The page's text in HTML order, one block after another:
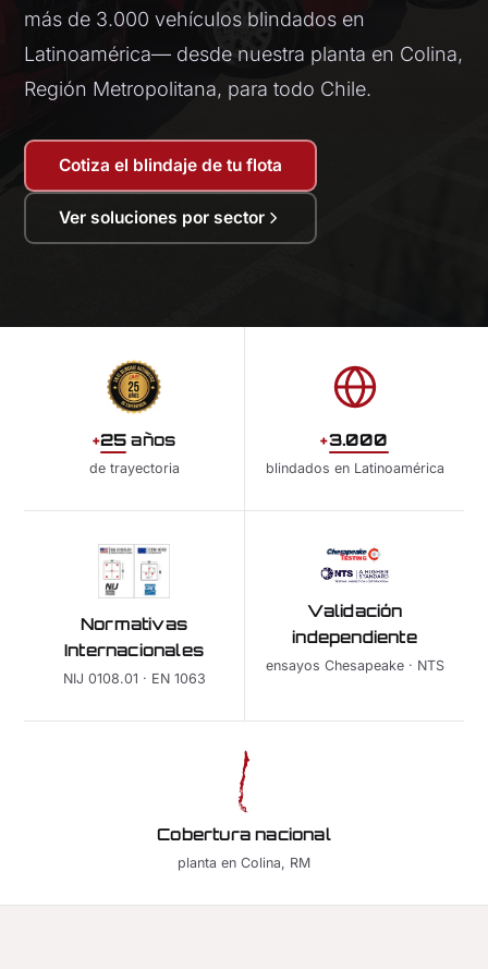
más de 3.000 vehículos blindados en
Latinoamérica— desde nuestra planta en Colina,
Región Metropolitana, para todo Chile.
Cotiza el blindaje de tu flota
Ver soluciones por sector
+25 años
de trayectoria
+3.000
blindados en Latinoamérica
Normativas
Internacionales
NIJ 0108.01 · EN 1063
Validación
independiente
ensayos Chesapeake · NTS
Cobertura nacional
planta en Colina, RM